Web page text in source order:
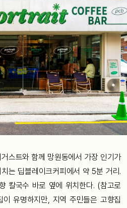
스트와 함께 망원동에서 가장 인기가
는 딥블레이크커피에서 약 5분 거리.
칼국수 바로 옆에 위치한다. (참고로
이 유명하지만, 지역 주민들은 고향집